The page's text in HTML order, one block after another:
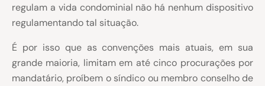
regulam a vida condominial não há nenhum dispositivo
regulamentando tal situação.
É por isso que as convenções mais atuais, em sua
grande maioria, limitam em até cinco procurações por
mandatário, proíbem o síndico ou membro conselho de